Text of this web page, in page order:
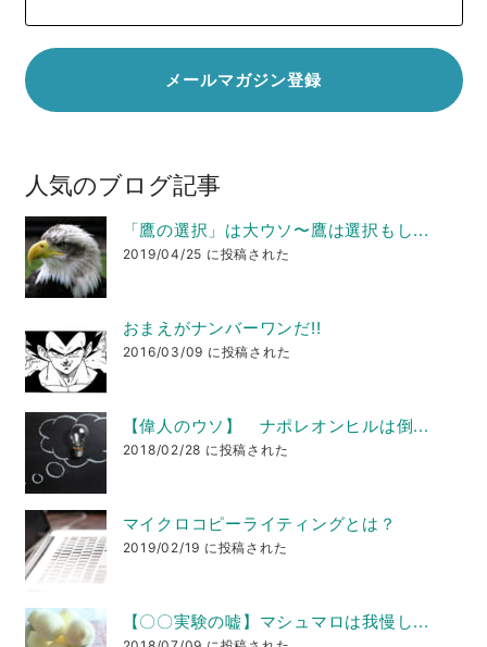
人気のブログ記事
「鷹の選択」は大ウソ〜鷹は選択もし...
2019/04/25 に投稿された
おまえがナンバーワンだ!!
2016/03/09 に投稿された
【偉人のウソ】 ナポレオンヒルは倒...
2018/02/28 に投稿された
マイクロコピーライティングとは？
2019/02/19 に投稿された
【〇〇実験の嘘】マシュマロは我慢し...